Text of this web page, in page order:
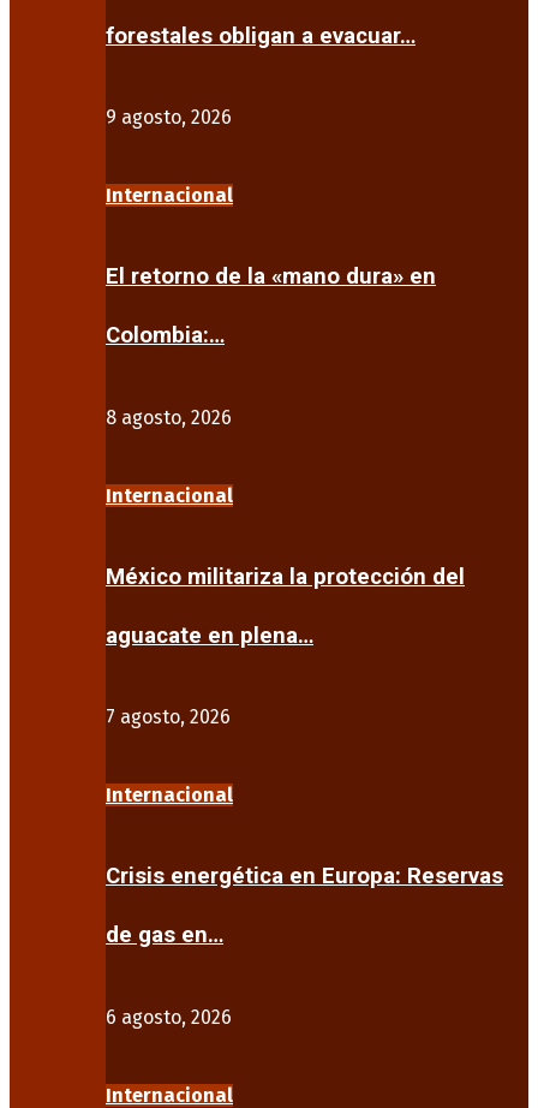
forestales obligan a evacuar…
9 agosto, 2026
Internacional
El retorno de la «mano dura» en
Colombia:…
8 agosto, 2026
Internacional
México militariza la protección del
aguacate en plena…
7 agosto, 2026
Internacional
Crisis energética en Europa: Reservas
de gas en…
6 agosto, 2026
Internacional